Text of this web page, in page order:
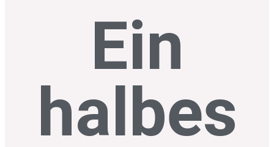
Ein
halbes